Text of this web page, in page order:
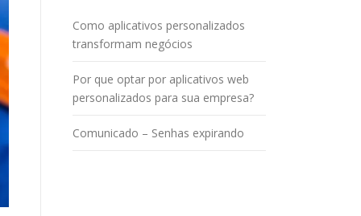
Como aplicativos personalizados
transformam negócios
Por que optar por aplicativos web
personalizados para sua empresa?
Comunicado – Senhas expirando